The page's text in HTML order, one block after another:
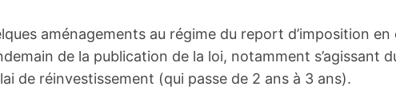
aménagements au régime du report d’imposition
de la publication de la loi, notamment s’agissant
de réinvestissement (qui passe de 2 ans à 3 ans).